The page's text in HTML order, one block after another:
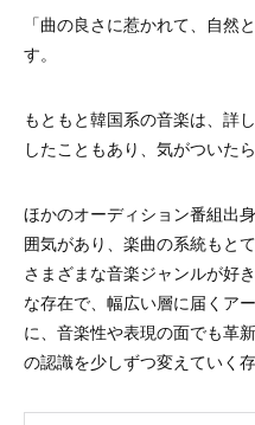
「曲の良さに惹かれて、自然
す。
もともと韓国系の音楽は、詳
したこともあり、気がついた
ほかのオーディション番組出
囲気があり、楽曲の系統もと
さまざまな音楽ジャンルが好
な存在で、幅広い層に届くア
に、音楽性や表現の面でも革
の認識を少しずつ変えていく